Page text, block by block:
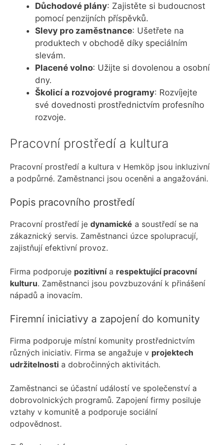
Důchodové plány: Zajistěte si budoucnost
pomocí penzijních příspěvků.
Slevy pro zaměstnance: Ušetřete na
produktech v obchodě díky speciálním
slevám.
Placené volno: Užijte si dovolenou a osobní
dny.
Školicí a rozvojové programy: Rozvíjejte
své dovednosti prostřednictvím profesního
rozvoje.
Pracovní prostředí a kultura
Pracovní prostředí a kultura v Hemköp jsou inkluzivní
a podpůrné. Zaměstnanci jsou oceněni a angažováni.
Popis pracovního prostředí
Pracovní prostředí je dynamické a soustředí se na
zákaznický servis. Zaměstnanci úzce spolupracují,
zajistňují efektivní provoz.
Firma podporuje pozitivnía respektující pracovní
kulturu. Zaměstnanci jsou povzbuzování k přinášení
nápadů a inovacím.
Firemní iniciativy a zapojení do komunity
Firma podporuje místní komunity prostřednictvím
různých iniciativ. Firma se angažuje v projektech
udržitelnosti a dobročinných aktivitách.
Zaměstnanci se účastní událostí ve společenství a
dobrovolnických programů. Zapojení firmy posiluje
vztahy v komunitě a podporuje sociální
odpovědnost.